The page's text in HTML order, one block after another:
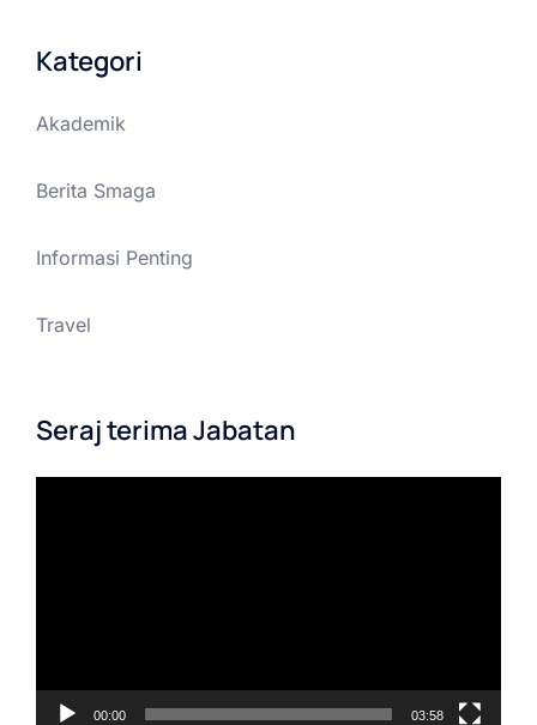
Kategori
Akademik
Berita Smaga
Informasi Penting
Travel
Seraj terima Jabatan
00:00 03:58